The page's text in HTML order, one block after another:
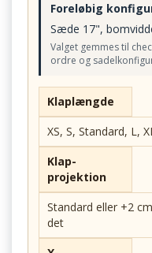
Foreløbig
Sæde 17",
Valget gemmes til
ordre og
Klaplængde
XS, S, Standard, L,
Klap-
projektion
Standard eller +2
det